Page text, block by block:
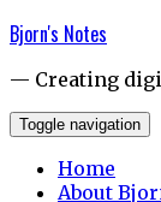
Skip
content
Bjorn's Notes
— Creating
Toggle navigation
Home
About